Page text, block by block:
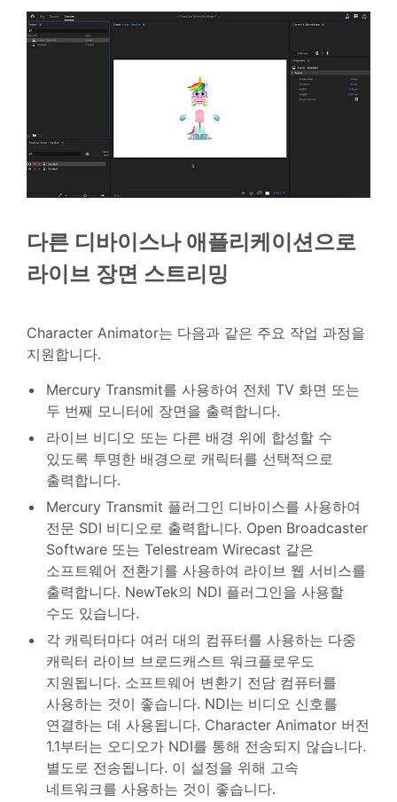
다른 디바이스나 애플리케이션으로
라이브 장면 스트리밍
Character Animator는 다음과 같은 주요 작업 과정을
지원합니다.
Mercury Transmit를 사용하여 전체 TV 화면 또는
두 번째 모니터에 장면을 출력합니다.
라이브 비디오 또는 다른 배경 위에 합성할 수
있도록 투명한 배경으로 캐릭터를 선택적으로
출력합니다.
Mercury Transmit 플러그인 디바이스를 사용하여
전문 SDI 비디오로 출력합니다. Open Broadcaster
Software 또는 Telestream Wirecast 같은
소프트웨어 전환기를 사용하여 라이브 웹 서비스를
출력합니다. NewTek의 NDI 플러그인을 사용할
수도 있습니다.
각 캐릭터마다 여러 대의 컴퓨터를 사용하는 다중
캐릭터 라이브 브로드캐스트 워크플로우도
지원됩니다. 소프트웨어 변환기 전담 컴퓨터를
사용하는 것이 좋습니다. NDI는 비디오 신호를
연결하는 데 사용됩니다. Character Animator 버전
1.1부터는 오디오가 NDI를 통해 전송되지 않습니다.
별도로 전송됩니다. 이 설정을 위해 고속
네트워크를 사용하는 것이 좋습니다.